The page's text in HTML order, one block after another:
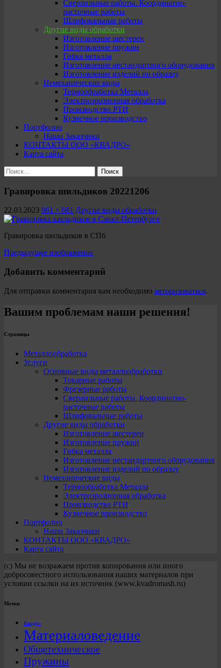
Сверлильные работы. Координатно-
расточные работы
Шлифовальные работы
Другие виды обработки
Изготовление шестерен
Изготовление пружин
Гибка металла
Изготовление нестандартного оборудования
Изготовление изделий по образцу
Немеханические виды
Термообработка Металла
Электроэрозионная обработка
Производство РТИ
Кузнечное производство
Портфолио
Наши Заказчики
КОНТАКТЫ ООО «КВАДРО»
Карта сайта
Найти:
Гравировка шильдиков 20221206
22.03.2023 961 × 681 Другие виды обработки
Гравировка шильдиков в СПб
Предыдущее изображение
Добавить комментарий
Для отправки комментария вам необходимо авторизоваться.
Вашим проблемам наши решения!
Страницы
Металлообработка
Услуги
Основные виды металлообработки
Токарные работы
Фрезерные работы
Сверлильные работы. Координатно-
расточные работы
Шлифовальные работы
Другие виды обработки
Изготовление шестерен
Изготовление пружин
Гибка металла
Изготовление нестандартного оборудования
Изготовление изделий по образцу
Немеханические виды
Термообработка Металла
Электроэрозионная обработка
Производство РТИ
Кузнечное производство
Портфолио
Наши Заказчики
КОНТАКТЫ ООО «КВАДРО»
Карта сайта
(с) Мы не возражаем против копирования или иного
добросовестного использования наших материалов при
условии ссылки на их источник (www.kvadromash.ru)
Метки
Квадро
Материаловедение
Общетехническое
Пружины